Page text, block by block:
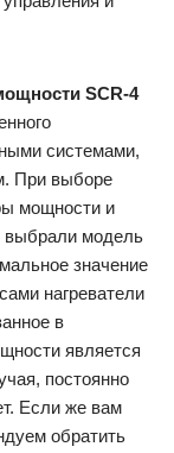
SCR-4
системами,
При выборе
мощности и
выбрали модель
значение
нагреватели
в
является
постоянно
Если же вам
обратить